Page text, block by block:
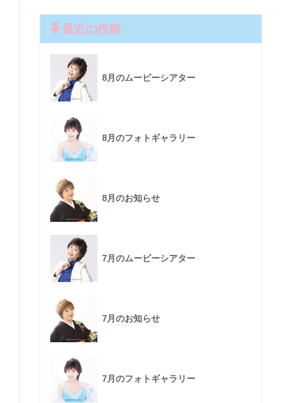
最近の投稿
8月のムービーシアター
8月のフォトギャラリー
8月のお知らせ
7月のムービーシアター
7月のお知らせ
7月のフォトギャラリー